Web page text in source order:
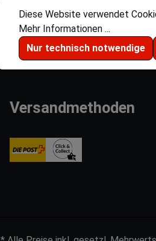
Motorsport
Händler
Versandmethoden
Diese Website verwendet
Mehr Informationen ...
Nur technisch notwendige